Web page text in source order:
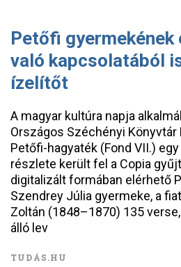
Petőfi gyermekének
való kapcsolatából
ízelítőt
A magyar kultúra napja
Országos Széchényi
Petőfi-hagyaték (Fond VII.)
részlete került fel a Copia
digitalizált formában elérhető
Szendrey Júlia gyermeke, a
Zoltán (1848–1870) 135
álló lev
TUDÁS.HU